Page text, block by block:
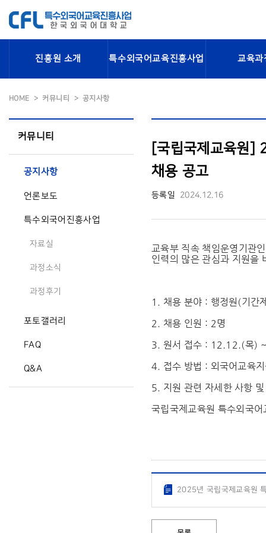
진흥원 소개 특수외국어교육진흥사업 교육과
HOME 커뮤니티 공지사항
커뮤니티
공지사항
언론보도
특수외국어진흥사업
자료실
과정소식
과정후기
포토갤러리
FAQ
Q&A
[국립국제교육원]
채용 공고
등록일 2024.12.16
교육부 직속 책임운영기관
인력의 많은 관심과 지원을
1. 채용 분야 : 행정원(기간
2. 채용 인원 : 2명
3. 원서 접수 : 12.12.(목)
4. 접수 방법 : 외국어교육
5. 지원 관련 자세한 사항
국립국제교육원 특수외국
2025년 국립국제교육원